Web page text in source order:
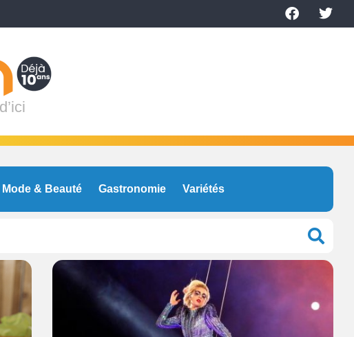
Mode & Beauté Gastronomie Variétés